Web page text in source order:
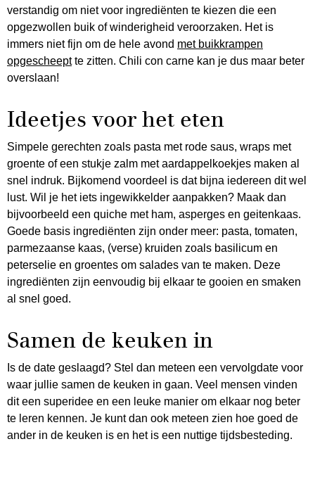
verstandig om niet voor ingrediënten te kiezen die een
opgezwollen buik of winderigheid veroorzaken. Het is
immers niet fijn om de hele avond met buikkrampen
opgescheeptte zitten. Chili con carne kan je dus maar beter
overslaan!
Ideetjes voor het eten
Simpele gerechten zoals pasta met rode saus, wraps met
groente of een stukje zalm met aardappelkoekjes maken al
snel indruk. Bijkomend voordeel is dat bijna iedereen dit wel
lust. Wil je het iets ingewikkelder aanpakken? Maak dan
bijvoorbeeld een quiche met ham, asperges en geitenkaas.
Goede basis ingrediënten zijn onder meer: pasta, tomaten,
parmezaanse kaas, (verse) kruiden zoals basilicum en
peterselie en groentes om salades van te maken. Deze
ingrediënten zijn eenvoudig bij elkaar te gooien en smaken
al snel goed.
Samen de keuken in
Is de date geslaagd? Stel dan meteen een vervolgdate voor
waar jullie samen de keuken in gaan. Veel mensen vinden
dit een superidee en een leuke manier om elkaar nog beter
te leren kennen. Je kunt dan ook meteen zien hoe goed de
ander in de keuken is en het is een nuttige tijdsbesteding.